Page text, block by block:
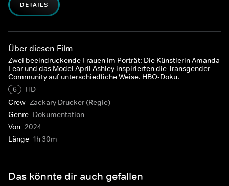
DETAILS
Über diesen Film
Zwei beeindruckende Frauen im Porträt: Die Künstlerin Amanda
Lear und das Model April Ashley inspirierten die Transgender-
Community auf unterschiedliche Weise. HBO-Doku.
6
HD
Crew Zackary Drucker (Regie)
Genre Dokumentation
Von 2024
Länge 1h 30m
Das könnte dir auch gefallen